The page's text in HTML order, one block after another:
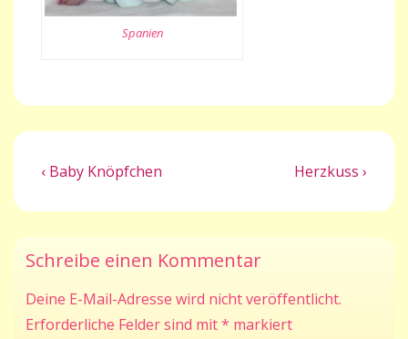
Spanien
Beitragsnavigation
Previous
‹ Baby Knöpfchen
Next
Herzkuss ›
Schreibe einen Kommentar
Deine E-Mail-Adresse wird nicht veröffentlicht.
Erforderliche Felder sind mit* markiert